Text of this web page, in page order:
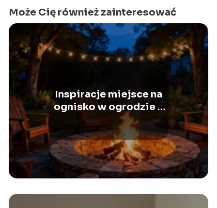
Może Cię również zainteresować
Inspiracje miejsce na
ognisko w ogrodzie –
jak je zaaranżować?